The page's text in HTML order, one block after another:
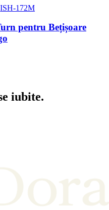
ISH-172M
pentru Bețișoare
iubite.